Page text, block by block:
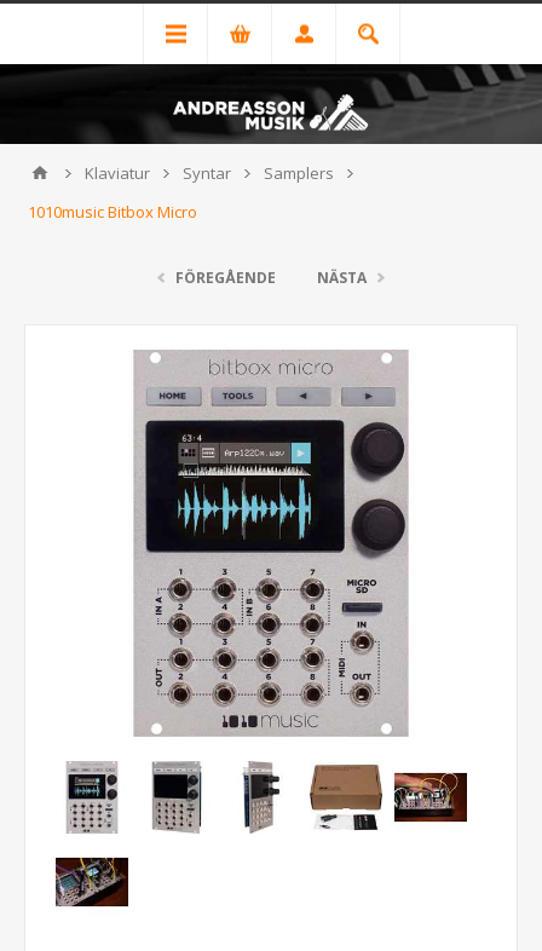
Klaviatur Syntar
Samplers
1010music Bitbox Micro
FÖREGÅENDE NÄSTA